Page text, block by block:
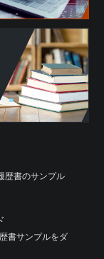
歴書のサンプル
書サンプルをダ